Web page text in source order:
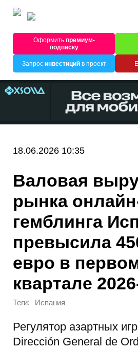
Оформитьпремиум-
подписку
Запрос инвестицийв проект
18.06.2026 10:35
Валовая
рынка
гемблинга
превысила
евро в
квартале
Теги: Испания
Регулятор азартных
Dirección General de